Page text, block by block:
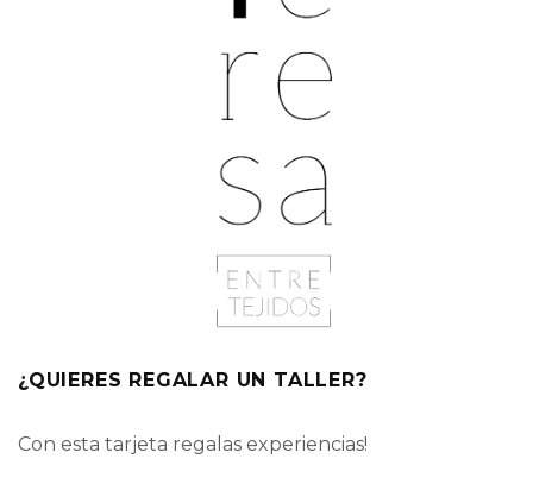
¿QUIERES REGALAR UN TALLER?
Con esta tarjeta regalas experiencias!